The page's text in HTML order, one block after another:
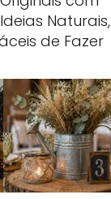
Naturais,
de Fazer